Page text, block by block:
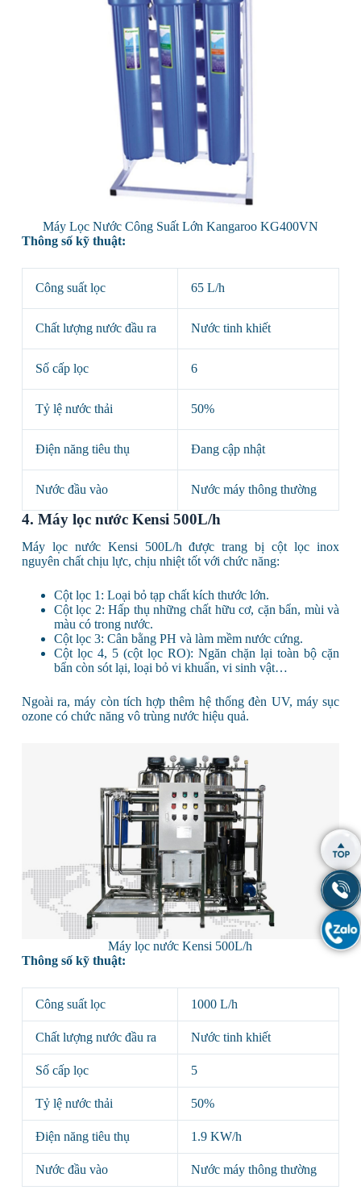
Máy Lọc Nước Công Suất Lớn Kangaroo KG400VN
Thông số kỹ thuật:
Công suất lọc 65 L/h
Chất lượng nước đầu ra Nước tinh khiết
Số cấp lọc 6
Tỷ lệ nước thải 50%
Điện năng tiêu thụ Đang cập nhật
Nước đầu vào Nước máy thông thường
4. Máy lọc nước Kensi 500L/h
Máy lọc nước Kensi 500L/h được trang bị cột lọc inox
nguyên chất chịu lực, chịu nhiệt tốt với chức năng:
Cột lọc 1: Loại bỏ tạp chất kích thước lớn.
Cột lọc 2: Hấp thụ những chất hữu cơ, cặn bẩn, mùi và
màu có trong nước.
Cột lọc 3: Cân bằng PH và làm mềm nước cứng.
Cột lọc 4, 5 (cột lọc RO): Ngăn chặn lại toàn bộ cặn
bẩn còn sót lại, loại bỏ vi khuẩn, vi sinh vật…
Ngoài ra, máy còn tích hợp thêm hệ thống đèn UV, máy sục
ozone có chức năng vô trùng nước hiệu quả.
Máy lọc nước Kensi 500L/h
Thông số kỹ thuật:
Công suất lọc 1000 L/h
Chất lượng nước đầu ra Nước tinh khiết
Số cấp lọc 5
Tỷ lệ nước thải 50%
Điện năng tiêu thụ 1.9 KW/h
Nước đầu vào Nước máy thông thường